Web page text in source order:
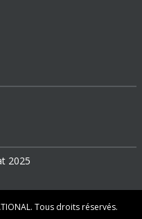
2025
Tous droits réservés.